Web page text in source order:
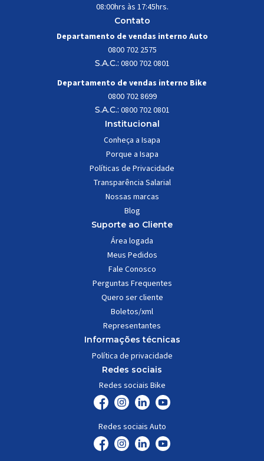
08:00hrs às 17:45hrs.
Contato
Departamento de vendas interno Auto
0800 702 2575
S.A.C.: 0800 702 0801
Departamento de vendas interno Bike
0800 702 8699
S.A.C.: 0800 702 0801
Institucional
Conheça a Isapa
Porque a Isapa
Políticas de Privacidade
Transparência Salarial
Nossas marcas
Blog
Suporte ao Cliente
Área logada
Meus Pedidos
Fale Conosco
Perguntas Frequentes
Quero ser cliente
Boletos/xml
Representantes
Informações técnicas
Política de privacidade
Redes sociais
Redes sociais Bike
Redes sociais Auto